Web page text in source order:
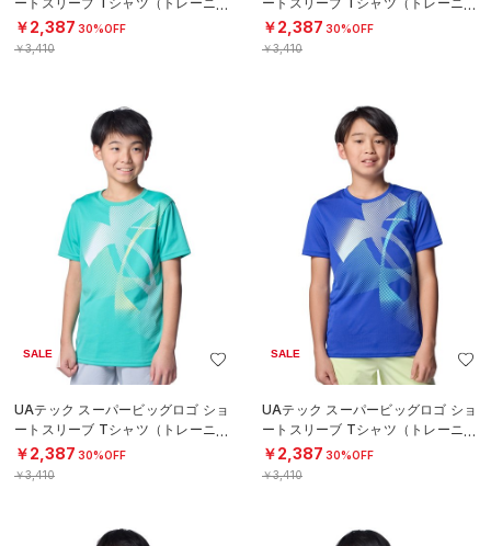
グ/BOYS）
￥2,387 30%OFF
￥3,410
グ/BOYS）
￥2,387 30%OFF
￥3,410
SALE
UAテック スーパービッグロゴ ショ
ートスリーブ Tシャツ（トレーニン
グ/BOYS）
￥2,387 30%OFF
￥3,410
SALE
UAテック スーパービッグロゴ ショ
ートスリーブ Tシャツ（トレーニン
グ/BOYS）
￥2,387 30%OFF
￥3,410